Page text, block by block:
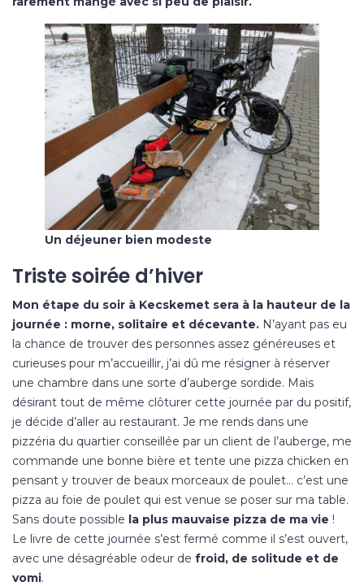
Un déjeuner bien modeste
Triste soirée d’hiver
Mon étape du soir à Kecskemet sera à la hauteur de la
journée : morne, solitaire et décevante. N’ayant pas eu
la chance de trouver des personnes assez généreuses et
curieuses pour m’accueillir, j’ai dû me résigner à réserver
une chambre dans une sorte d’auberge sordide. Mais
désirant tout de même clôturer cette journée par du positif,
je décide d’aller au restaurant. Je me rends dans une
pizzéria du quartier conseillée par un client de l’auberge, me
commande une bonne bière et tente une pizza chicken en
pensant y trouver de beaux morceaux de poulet… c’est une
pizza au foie de poulet qui est venue se poser sur ma table.
Sans doute possible la plus mauvaise pizza de ma vie !
Le livre de cette journée s’est fermé comme il s’est ouvert,
avec une désagréable odeur de froid, de solitude et de
vomi.